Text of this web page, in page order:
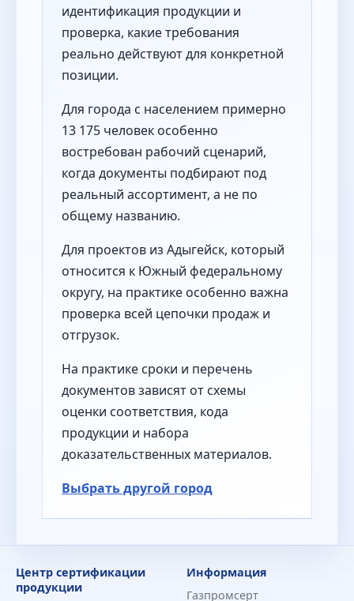
идентификация продукции и
проверка, какие требования
реально действуют для конкретной
позиции.
Для города с населением примерно
13 175 человек особенно
востребован рабочий сценарий,
когда документы подбирают под
реальный ассортимент, а не по
общему названию.
Для проектов из Адыгейск, который
относится к Южный федеральному
округу, на практике особенно важна
проверка всей цепочки продаж и
отгрузок.
На практике сроки и перечень
документов зависят от схемы
оценки соответствия, кода
продукции и набора
доказательственных материалов.
Выбрать другой город
Центр сертификации
продукции
Информация
Газпромсерт